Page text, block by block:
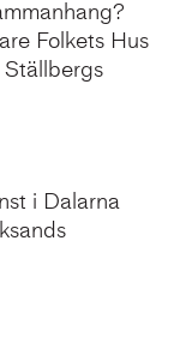
Folkets Hus
i Dalarna